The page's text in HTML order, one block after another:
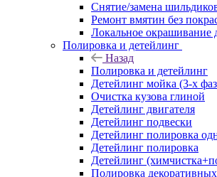
Снятие/замена
Ремонт вмятин без
Локальное окрашивание
Полировка и детейлинг
Назад
Полировка и детейлинг
Детейлинг мойка (3-х
Очистка кузова глиной
Детейлинг двигателя
Детейлинг подвески
Детейлинг полировка
Детейлинг полировка
Детейлинг
Полировка